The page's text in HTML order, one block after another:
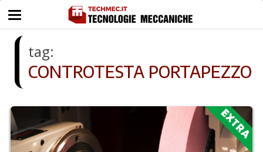
tag:
CONTROTESTA PORTAPEZZO